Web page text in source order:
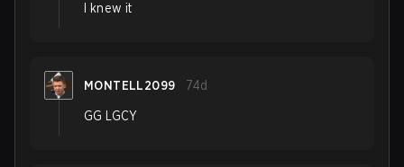
I knew it
MONTELL2099 74d
GG LGCY